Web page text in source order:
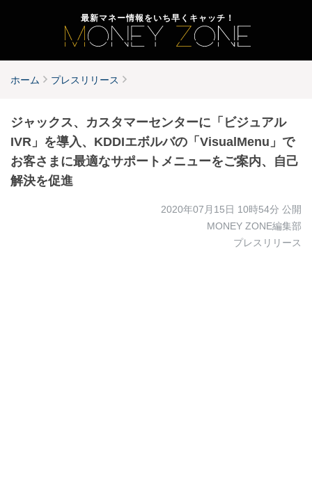
最新マネー情報をいち早くキャッチ！
ホーム プレスリリース
ジャックス、カスタマーセンターに「ビジュアル
IVR」を導入、KDDIエボルバの「VisualMenu」で
お客さまに最適なサポートメニューをご案内、自己
解決を促進
2020年07月15日 10時54分 公開
MONEY ZONE編集部
プレスリリース